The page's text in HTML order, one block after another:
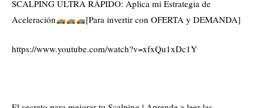
SCALPING ULTRA RÁPIDO: Aplica mi Estrategia de
Aceleración
[Para invertir con OFERTA y DEMANDA]
https://www.youtube.com/watch?v=xfxQu1xDc1Y